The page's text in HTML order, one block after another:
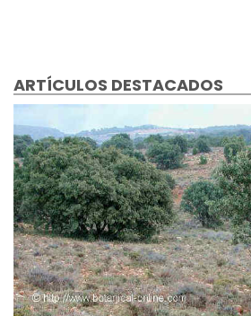
ARTÍCULOS DESTACADOS